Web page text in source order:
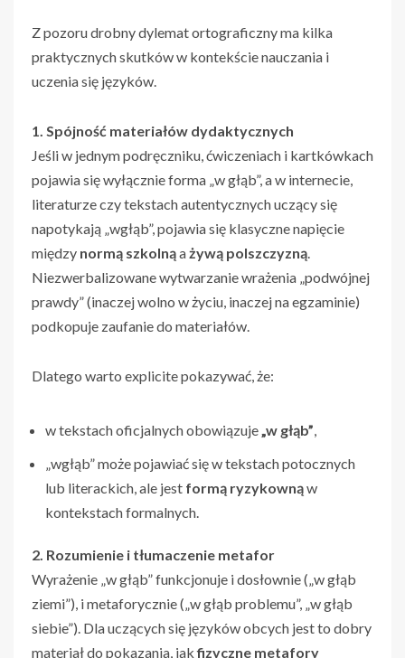
Z pozoru drobny dylemat ortograficzny ma kilka
praktycznych skutków w kontekście nauczania i
uczenia się języków.
1. Spójność materiałów dydaktycznych
Jeśli w jednym podręczniku, ćwiczeniach i kartkówkach
pojawia się wyłącznie forma „w głąb”, a w internecie,
literaturze czy tekstach autentycznych uczący się
napotykają „wgłąb”, pojawia się klasyczne napięcie
między normą szkolnąażywą polszczyzną.
Niezwerbalizowane wytwarzanie wrażenia „podwójnej
prawdy” (inaczej wolno w życiu, inaczej na egzaminie)
podkopuje zaufanie do materiałów.
Dlatego warto explicite pokazywać, że:
w tekstach oficjalnych obowiązuje„w głąb”,
„wgłąb” może pojawiać się w tekstach potocznych
lub literackich, ale jest formą ryzykownąw
kontekstach formalnych.
2. Rozumienie i tłumaczenie metafor
Wyrażenie „w głąb” funkcjonuje i dosłownie („w głąb
ziemi”), i metaforycznie („w głąb problemu”, „w głąb
siebie”). Dla uczących się języków obcych jest to dobry
materiał do pokazania, jakfizyczne metafory